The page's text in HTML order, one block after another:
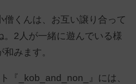
僧くんは、お互い譲り合って
。2人が一緒に遊んでいる様
みます。
『_kob_and_non_』には、